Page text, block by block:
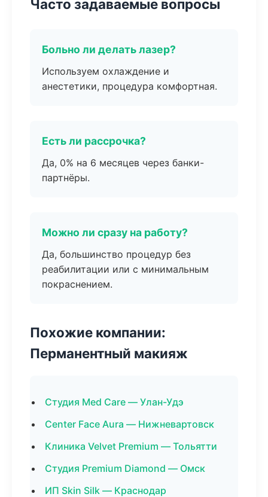
Часто задаваемые вопросы
Больно ли делать лазер?
Используем охлаждение и
анестетики, процедура комфортная.
Есть ли рассрочка?
Да, 0% на 6 месяцев через банки-
партнёры.
Можно ли сразу на работу?
Да, большинство процедур без
реабилитации или с минимальным
покраснением.
Похожие компании:
Перманентный макияж
Студия Med Care — Улан-Удэ
Center Face Aura — Нижневартовск
Клиника Velvet Premium — Тольятти
Студия Premium Diamond — Омск
ИП Skin Silk — Краснодар